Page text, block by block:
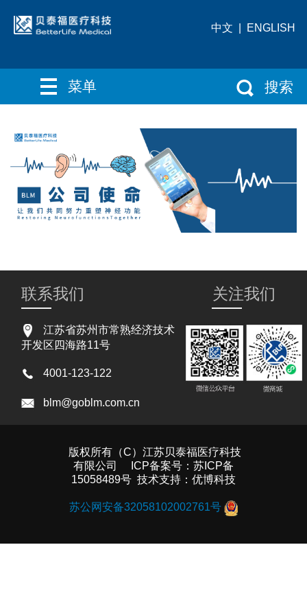
中文 ENGLISH
菜单 搜索
联系我们
江苏省苏州市常熟经济技术
开发区四海路11号
4001-123-122
blm@goblm.com.cn
关注我们
版权所有（C）江苏贝泰福医疗科技
有限公司 ICP备案号： 苏ICP备
15058489号 技术支持： 优博科技
苏公网安备32058102002761号